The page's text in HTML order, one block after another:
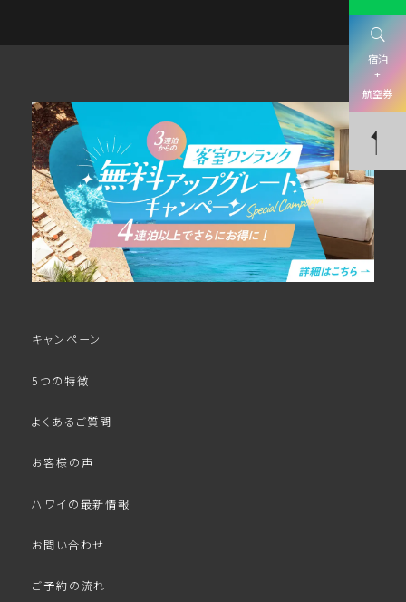
キャンペーン
5つの特徴
よくあるご質問
お客様の声
ハワイの最新情報
お問い合わせ
ご予約の流れ
宿泊
+
航空券